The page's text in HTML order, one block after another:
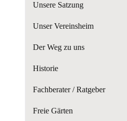
Unsere Satzung
Unser Vereinsheim
Der Weg zu uns
Historie
Fachberater / Ratgeber
Freie Gärten